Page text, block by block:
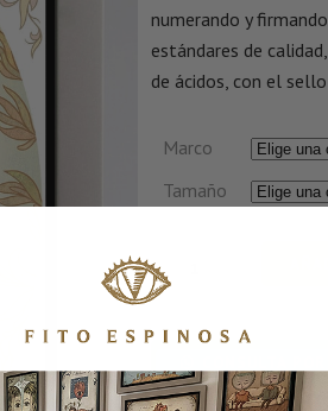
numerando y
estándares de
de ácidos, con el
Marco
Tamaño
CONSULTA